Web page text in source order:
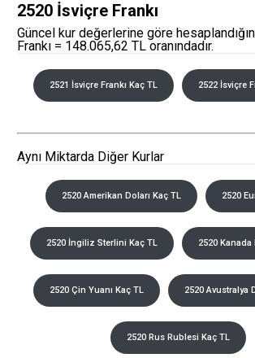
2520 İsviçre Frankı
Güncel kur değerlerine göre
Frankı = 148.065,62 TL oranındadır.
2521 İsviçre Frankı Kaç TL 2522 İsviçre
Aynı Miktarda Diğer Kurlar
2520 Amerikan Doları Kaç TL 2520
2520 İngiliz Sterlini Kaç TL 2520 Kanada
2520 Çin Yuanı Kaç TL 2520 Avustralya
2520 Rus Rublesi Kaç TL